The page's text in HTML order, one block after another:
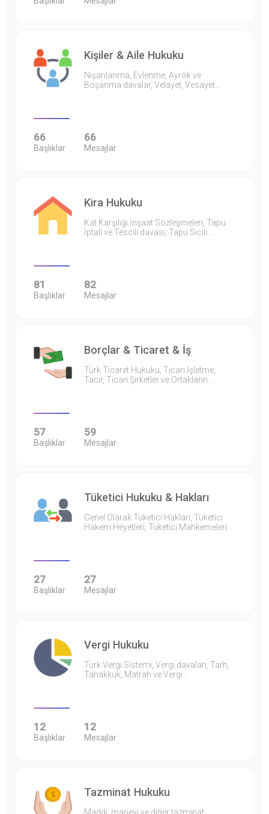
Kişiler & Aile Hukuku
Nişanlanma, Evlenme, Ayrılık ve
Boşanma davalar, Velayet, Vesayet…
66
Başlıklar
66
Mesajlar
Kira Hukuku
Kat Karşılığı İnşaat Sözleşmeleri, Tapu
İptali ve Tescili davası, Tapu Sicili…
81
Başlıklar
82
Mesajlar
Borçlar & Ticaret & İş
Türk Ticaret Hukuku, Ticari İşletme,
Tacir, Ticari Şirketler ve Ortakların…
57
Başlıklar
59
Mesajlar
Tüketici Hukuku & Hakları
Genel Olarak Tüketici Hakları, Tüketici
Hakem Heyetleri, Tüketici Mahkemeleri…
27
Başlıklar
27
Mesajlar
Vergi Hukuku
Türk Vergi Sistemi, Vergi davaları, Tarh,
Tahakkuk, Matrah ve Vergi…
12
Başlıklar
12
Mesajlar
Tazminat Hukuku